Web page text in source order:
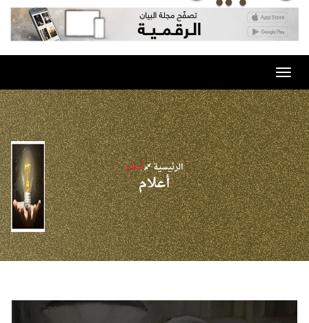
Toggle
navigation
الرئيسية أعلام
أعلام